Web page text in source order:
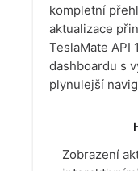
kompletní
aktualizace
TeslaMate API
dashboardu s
plynulejší
Zobrazení